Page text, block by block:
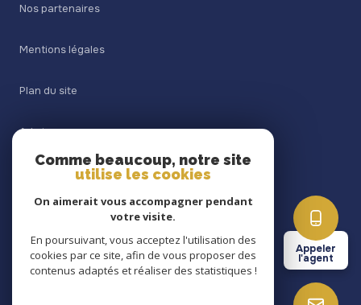
Appeler
l'agent
Nos partenaires
Mentions légales
Plan du site
Admin
Nos honoraires
Cookies
Comme beaucoup, notre site
utilise les cookies
On aimerait vous accompagner pendant
votre visite.
En poursuivant, vous acceptez l'utilisation des
cookies par ce site, afin de vous proposer des
contenus adaptés et réaliser des statistiques !